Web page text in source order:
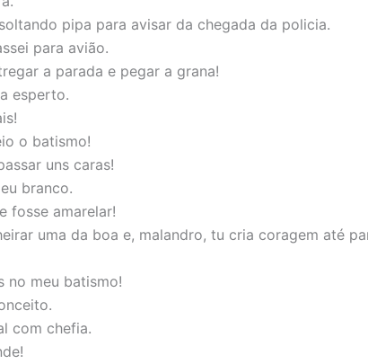
pipa para avisar da chegada da policia.
para avião.
a parada e pegar a grana!
esperto.
o batismo!
uns caras!
branco.
fosse amarelar!
uma da boa e, malandro, tu cria coragem até
no meu batismo!
com chefia.